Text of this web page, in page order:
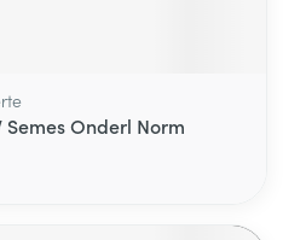
Semes Onderl Norm